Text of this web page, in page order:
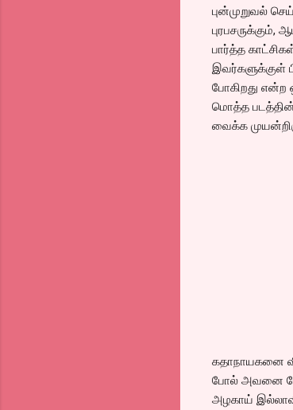
புன்முறுவல்
பார்த்த
இவர்களுக்குள்
போகிறது என்ற
மொத்த படத்தின்
வைக்க
கதாநாயகனை
போல் அவனை
அழகாய்